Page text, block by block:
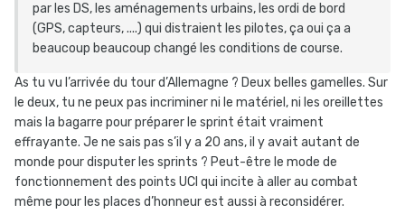
par les DS, les aménagements urbains, les ordi de bord
(GPS, capteurs, ....) qui distraient les pilotes, ça oui ça a
beaucoup beaucoup changé les conditions de course.
As tu vu l’arrivée du tour d’Allemagne ? Deux belles gamelles. Sur
le deux, tu ne peux pas incriminer ni le matériel, ni les oreillettes
mais la bagarre pour préparer le sprint était vraiment
effrayante. Je ne sais pas s’il y a 20 ans, il y avait autant de
monde pour disputer les sprints ? Peut-être le mode de
fonctionnement des points UCI qui incite à aller au combat
même pour les places d’honneur est aussi à reconsidérer.